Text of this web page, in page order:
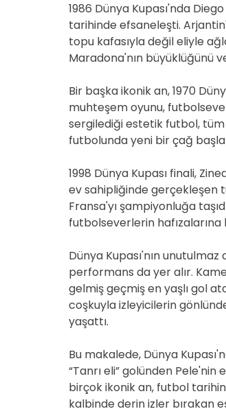
1986 Dünya Kupası'nda
tarihinde efsaneleşti.
topu kafasıyla değil eliyle
Maradona'nın büyüklüğünü
Bir başka ikonik an, 1970
muhteşem oyunu,
sergilediği estetik futbol, tüm
futbolunda yeni bir çağ
1998 Dünya Kupası finali,
ev sahipliğinde gerçekleşen
Fransa'yı şampiyonluğa
futbolseverlerin hafızalarına
Dünya Kupası'nın
performans da yer alır.
gelmiş geçmiş en yaşlı gol
coşkuyla izleyicilerin
yaşattı.
Bu makalede, Dünya
“Tanrı eli” golünden
birçok ikonik an, futbol
kalbinde derin izler bırakan